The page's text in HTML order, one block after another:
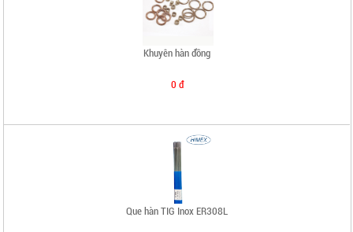
Que hàn TIG Inox ER308L